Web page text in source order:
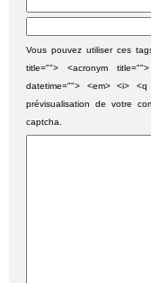
Vous pouvez utiliser ces
title=""> <acronym
datetime=""> <em> <i>
prévisualisation de votre
captcha.